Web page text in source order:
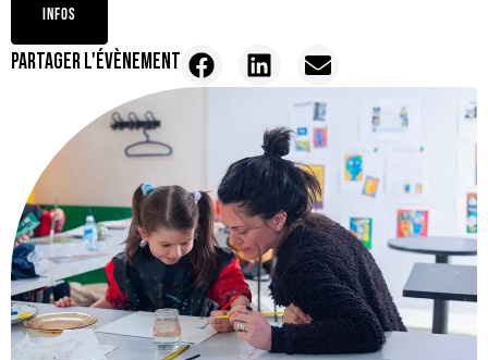
INFOS
PARTAGER L'ÉVÈNEMENT